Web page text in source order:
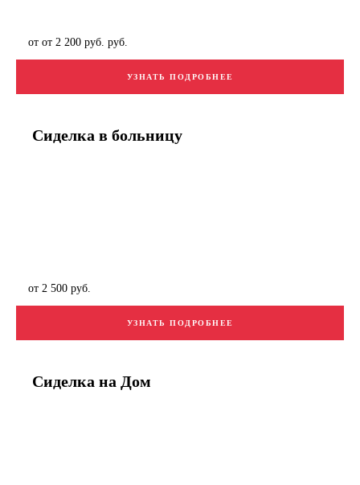
от от 2 200 руб. руб.
УЗНАТЬ ПОДРОБНЕЕ
Сиделка в больницу
от 2 500 руб.
УЗНАТЬ ПОДРОБНЕЕ
Сиделка на Дом